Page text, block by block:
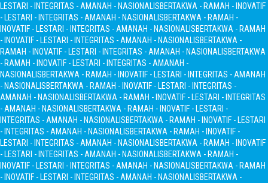
LESTARI - INTEGRITAS - AMANAH - NASIONALISBERTAKWA - RAMAH - INOVATIF
- LESTARI - INTEGRITAS - AMANAH - NASIONALISBERTAKWA - RAMAH -
INOVATIF - LESTARI - INTEGRITAS - AMANAH - NASIONALISBERTAKWA - RAMAH
- INOVATIF - LESTARI - INTEGRITAS - AMANAH - NASIONALISBERTAKWA -
RAMAH - INOVATIF - LESTARI - INTEGRITAS - AMANAH - NASIONALISBERTAKWA
- RAMAH - INOVATIF - LESTARI - INTEGRITAS - AMANAH -
NASIONALISBERTAKWA - RAMAH - INOVATIF - LESTARI - INTEGRITAS - AMANAH
- NASIONALISBERTAKWA - RAMAH - INOVATIF - LESTARI - INTEGRITAS -
AMANAH - NASIONALISBERTAKWA - RAMAH - INOVATIF - LESTARI - INTEGRITAS
- AMANAH - NASIONALISBERTAKWA - RAMAH - INOVATIF - LESTARI -
INTEGRITAS - AMANAH - NASIONALISBERTAKWA - RAMAH - INOVATIF - LESTARI
- INTEGRITAS - AMANAH - NASIONALISBERTAKWA - RAMAH - INOVATIF -
LESTARI - INTEGRITAS - AMANAH - NASIONALISBERTAKWA - RAMAH - INOVATIF
- LESTARI - INTEGRITAS - AMANAH - NASIONALISBERTAKWA - RAMAH -
INOVATIF - LESTARI - INTEGRITAS - AMANAH - NASIONALISBERTAKWA - RAMAH
- INOVATIF - LESTARI - INTEGRITAS - AMANAH - NASIONALISBERTAKWA -